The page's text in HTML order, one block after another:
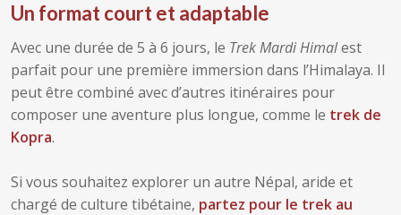
Un format court et adaptable
Avec une durée de 5 à 6 jours, le Trek Mardi Himalest
parfait pour une première immersion dans l’Himalaya. Il
peut être combiné avec d’autres itinéraires pour
composer une aventure plus longue, comme le trek de
Kopra.
Si vous souhaitez explorer un autre Népal, aride et
chargé de culture tibétaine, partez pour le trek au